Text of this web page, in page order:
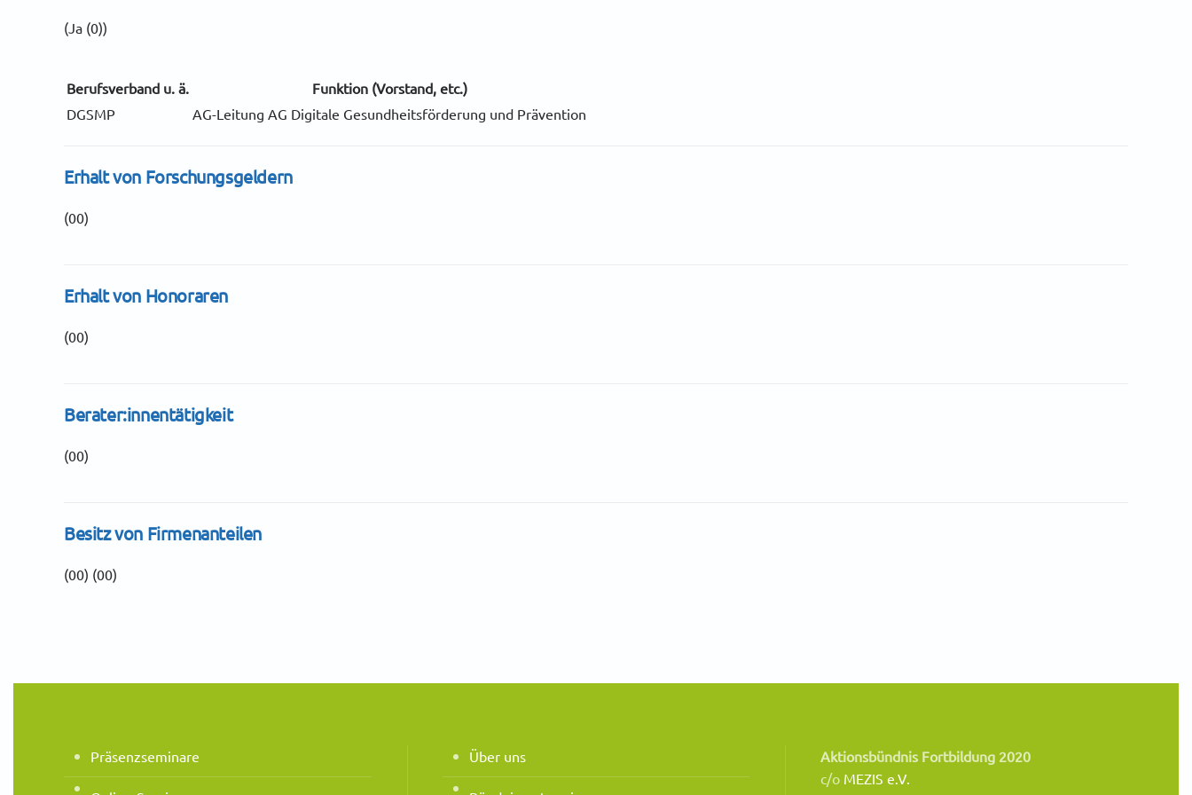
(Ja (0))
Berufsverband u. ä.
Funktion (Vorstand, etc.)
DGSMP
AG-Leitung AG Digitale Gesundheitsförderung und Prävention
Erhalt von Forschungsgeldern
(00)
Erhalt von Honoraren
(00)
Berater:innentätigkeit
(00)
Besitz von Firmenanteilen
(00) (00)
Präsenzseminare Über uns
Aktionsbündnis Fortbildung 2020
c/o MEZIS e.V.